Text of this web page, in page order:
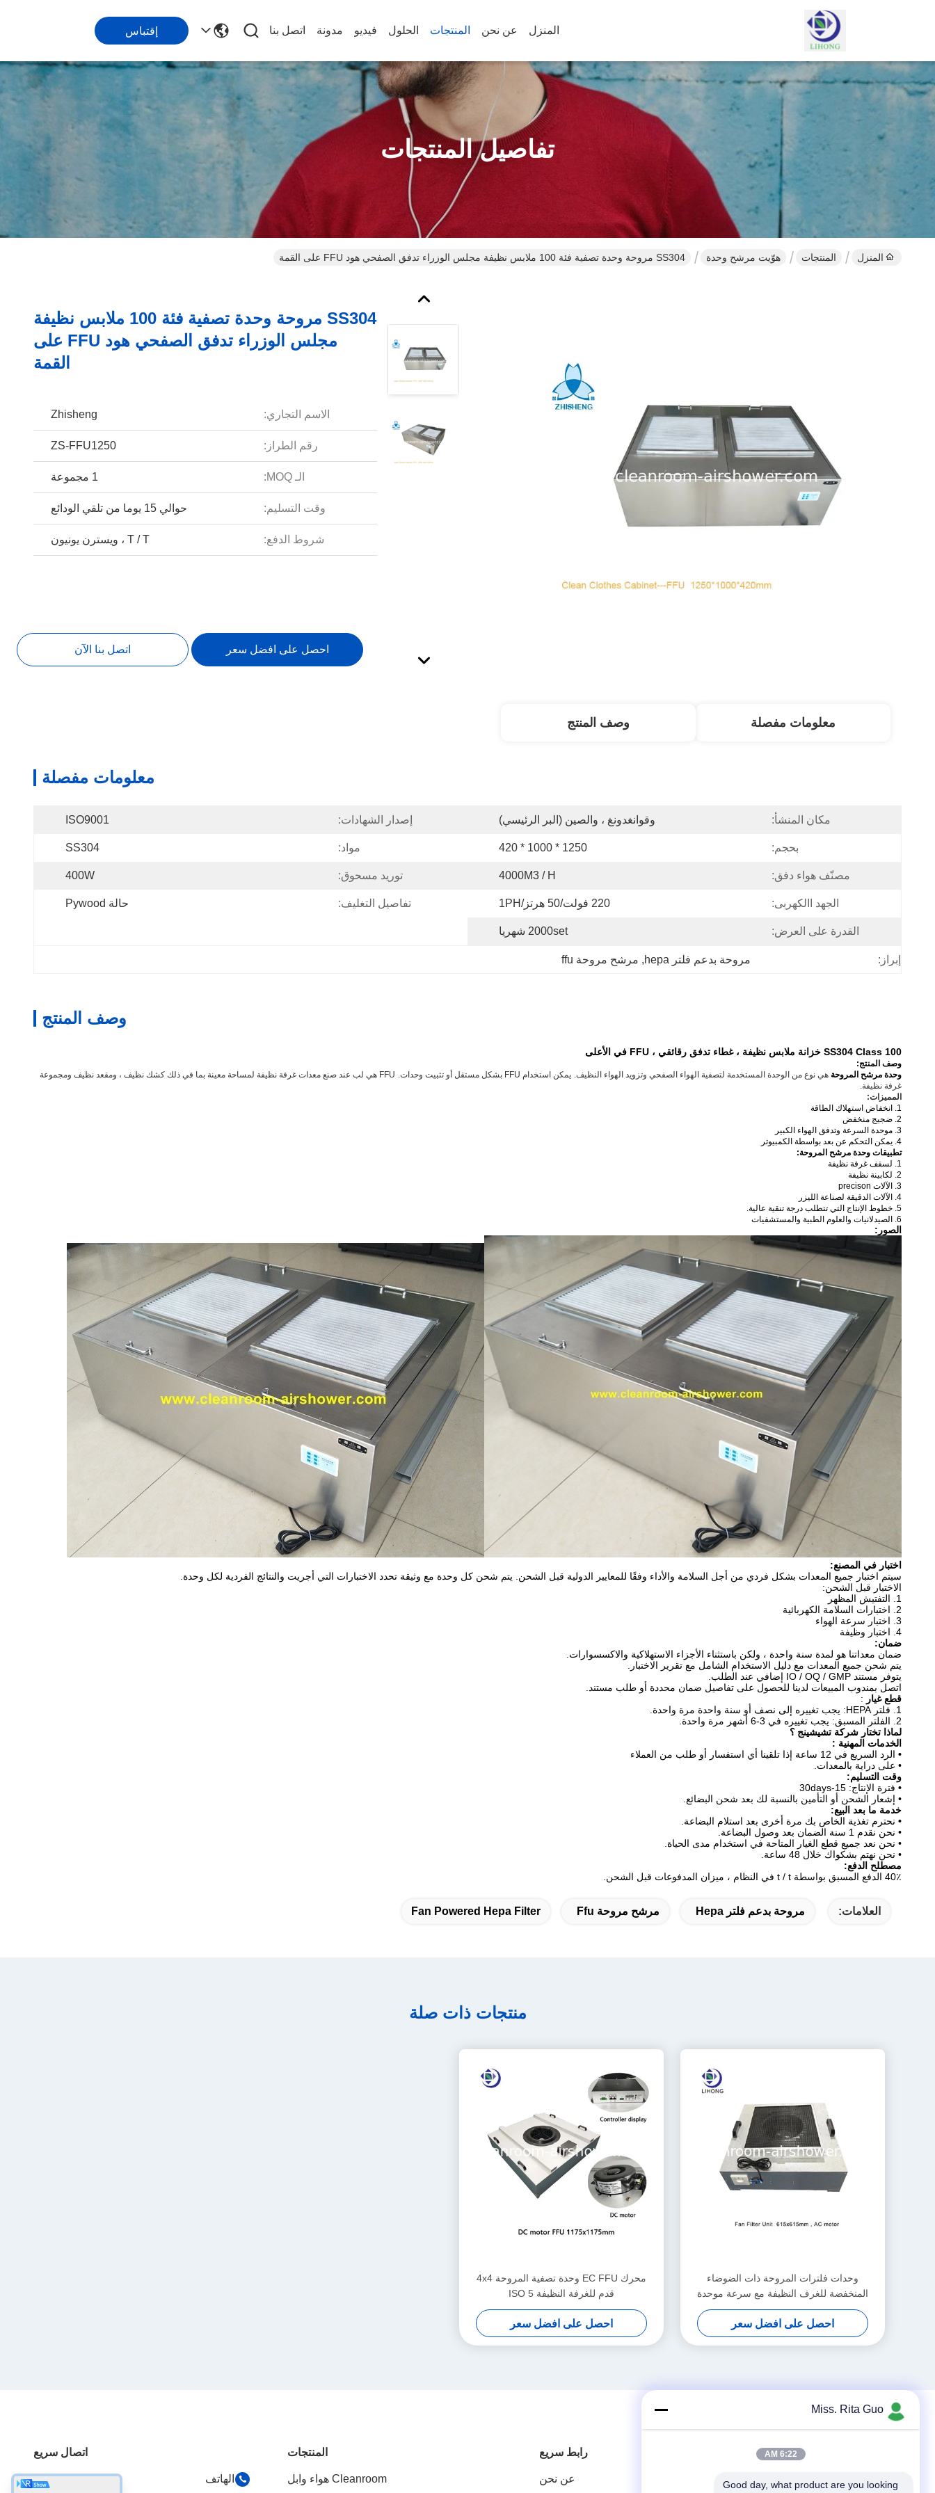
المنزل عن نحن المنتجات الحلول فيديو مدونة اتصل بنا إقتباس
تفاصيل المنتجات
المنزل المنتجات هوّيت مرشح وحدة SS304 مروحة وحدة تصفية فئة 100 ملابس نظيفة مجلس الوزراء تدفق الصفحي هود FFU على القمة
SS304 مروحة وحدة تصفية فئة 100 ملابس نظيفة
مجلس الوزراء تدفق الصفحي هود FFU على
القمة
الاسم التجاري: Zhisheng
رقم الطراز: ZS-FFU1250
الـ MOQ: 1 مجموعة
وقت التسليم: حوالي 15 يوما من تلقي الودائع
شروط الدفع: T / T ، ويسترن يونيون
احصل على افضل سعر اتصل بنا الآن
معلومات مفصلة وصف المنتج
معلومات مفصلة
مكان المنشأ: وقوانغدونغ ، والصين (البر الرئيسي) إصدار الشهادات: ISO9001
بحجم: 1250 * 1000 * 420 مواد: SS304
مصنّف هواء دفق: 4000M3 / H توريد مسحوق: 400W
الجهد االكهربى: 220 فولت/50 هرتز/1PH تفاصيل التغليف: حالة Pywood
القدرة على العرض: 2000set شهريا
إبراز: مروحة بدعم فلتر hepa , مرشح مروحة ffu
وصف المنتج
SS304 Class 100 خزانة ملابس نظيفة ، غطاء تدفق رقائقي ، FFU في الأعلى
وصف المنتج:
وحدة مرشح المروحة هي نوع من الوحدة المستخدمة لتصفية الهواء الصفحي وتزويد الهواء النظيف. يمكن استخدام FFU بشكل مستقل أو تثبيت وحدات.
FFU هي لب عند صنع معدات غرفة نظيفة لمساحة معينة بما في ذلك كشك نظيف ، ومقعد نظيف ومجموعة
غرفة نظيفة.
المميزات:
1. انخفاض استهلاك الطاقة
2. ضجيج منخفض
3. موحدة السرعة وتدفق الهواء الكبير
4. يمكن التحكم عن بعد بواسطة الكمبيوتر
تطبيقات وحدة مرشح المروحة:
1. لسقف غرفة نظيفة
2. لكابينة نظيفة
3. الآلات precison
4. الآلات الدقيقة لصناعة الليزر
5. خطوط الإنتاج التي تتطلب درجة تنقية عالية.
6. الصيدلانيات والعلوم الطبية والمستشفيات
الصور:
اختبار في المصنع:
سيتم اختبار جميع المعدات بشكل فردي من أجل السلامة والأداء وفقًا للمعايير الدولية قبل الشحن. يتم شحن كل وحدة مع وثيقة تحدد الاختبارات التي أجريت والنتائج الفردية لكل وحدة.
الاختبار قبل الشحن:
1. التفتيش المظهر
2. اختبارات السلامة الكهربائية
3. اختبار سرعة الهواء
4. اختبار وظيفة
ضمان:
ضمان معداتنا هو لمدة سنة واحدة ، ولكن باستثناء الأجزاء الاستهلاكية والاكسسوارات.
يتم شحن جميع المعدات مع دليل الاستخدام الشامل مع تقرير الاختبار.
يتوفر مستند IO / OQ / GMP إضافي عند الطلب.
اتصل بمندوب المبيعات لدينا للحصول على تفاصيل ضمان محددة أو طلب مستند.
قطع غيار :
1. فلتر HEPA: يجب تغييره إلى نصف أو سنة واحدة مرة واحدة.
2. الفلتر المسبق: يجب تغييره في 3-6 أشهر مرة واحدة.
لماذا تختار شركة تشيشينج ؟
الخدمات المهنية :
• الرد السريع في 12 ساعة إذا تلقينا أي استفسار أو طلب من العملاء
• على دراية بالمعدات.
وقت التسليم:
• فترة الإنتاج: 15-30days
• إشعار الشحن أو التأمين بالنسبة لك بعد شحن البضائع.
خدمة ما بعد البيع:
• نحترم تغذية الخاص بك مرة أخرى بعد استلام البضاعة.
• نحن نقدم 1 سنة الضمان بعد وصول البضاعة.
• نحن نعد جميع قطع الغيار المتاحة في استخدام مدى الحياة.
• نحن نهتم بشكواك خلال 48 ساعة.
مصطلح الدفع:
40٪ الدفع المسبق بواسطة t / t في النظام ، ميزان المدفوعات قبل الشحن.
العلامات: مروحة بدعم فلتر Hepa مرشح مروحة Ffu Fan Powered Hepa Filter
منتجات ذات صلة
وحدات فلترات المروحة ذات الضوضاء
المنخفضة للغرف النظيفة مع سرعة موحدة
وتحكم الكمبيوتر
احصل على افضل سعر
محرك EC FFU وحدة تصفية المروحة 4x4
قدم للغرفة النظيفة ISO 5
احصل على افضل سعر
رابط سريع
عن نحن
المنتجات
Cleanroom هواء وابل
اتصال سريع
الهاتف
Miss. Rita Guo
6:22 AM
Good day, what product are you looking